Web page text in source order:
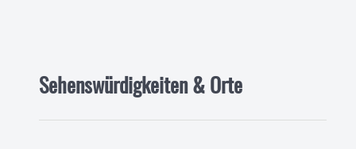
Sehenswürdigkeiten & Orte